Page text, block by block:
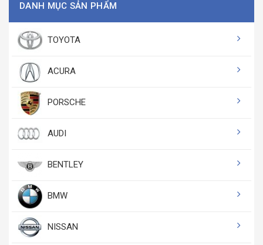
DANH MỤC SẢN PHẨM
TOYOTA
ACURA
PORSCHE
AUDI
BENTLEY
BMW
NISSAN